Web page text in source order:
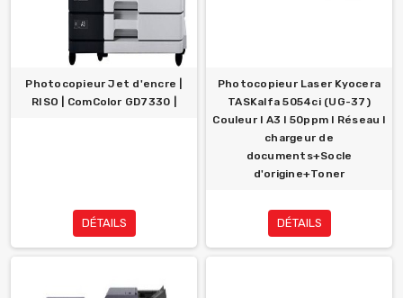
Photocopieur Jet d'encre |
RISO | ComColor GD7330 |
DÉTAILS
Photocopieur Laser Kyocera
TASKalfa 5054ci (UG-37)
Couleur l A3 l 50ppm l Réseau l
chargeur de
documents+Socle
d'origine+Toner
DÉTAILS